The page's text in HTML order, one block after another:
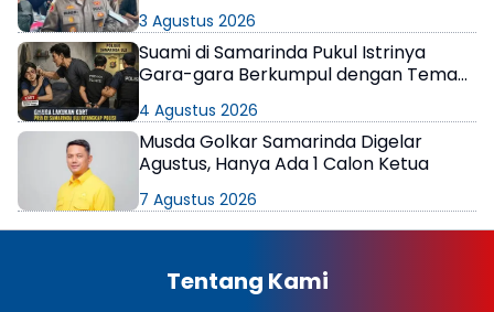
3 Agustus 2026
Suami di Samarinda Pukul Istrinya
Gara-gara Berkumpul dengan Teman
4 Agustus 2026
Musda Golkar Samarinda Digelar
Agustus, Hanya Ada 1 Calon Ketua
7 Agustus 2026
Tentang Kami